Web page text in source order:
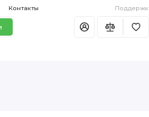
Контакты